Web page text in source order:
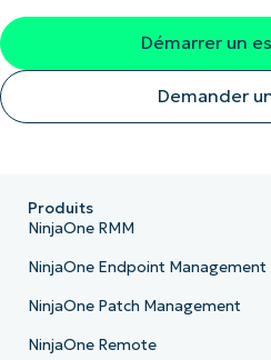
Démarrer un
Demander
Produits
NinjaOne RMM
NinjaOne Endpoint Management
NinjaOne Patch Management
NinjaOne Remote